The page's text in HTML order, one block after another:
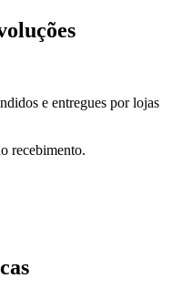
e entregues por lojas
recebimento.